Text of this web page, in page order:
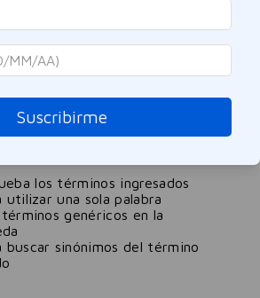
ningún resultado para
120ml-9951223
los términos ingresados
utilizar una sola palabra
genéricos en la
buscar sinónimos del término
Suscribirme